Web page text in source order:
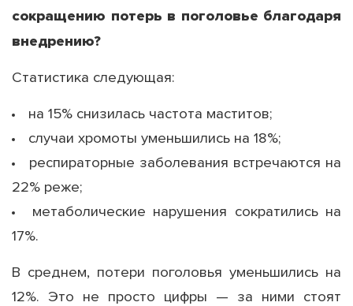
сокращению потерь в поголовье благодаря
внедрению?
Статистика следующая:
на 15% снизилась частота маститов;
случаи хромоты уменьшились на 18%;
респираторные заболевания встречаются на
22% реже;
метаболические нарушения сократились на
17%.
В среднем, потери поголовья уменьшились на
12%. Это не просто цифры — за ними стоят